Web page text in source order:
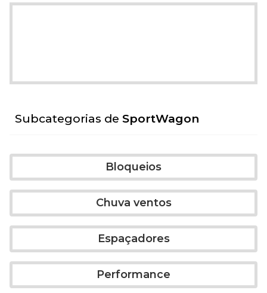
Subcategorias de SportWagon
Bloqueios
Chuva ventos
Espaçadores
Performance